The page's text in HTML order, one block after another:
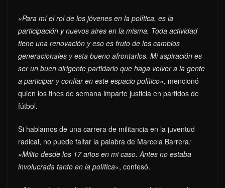
«Para mí el rol de los jóvenes en la política, es la
participación y nuevos aires en la misma. Toda actividad
tiene una renovación y eso es fruto de los cambios
generacionales y esta bueno afrontarlos. Mi aspiración es
ser un buen dirigente partidario que haga volver a la gente
a participar y confiar en este espacio político», mencionó
quien los fines de semana imparte justicia en partidos de
fútbol.
Si hablamos de una carrera de militancia en la juventud
radical, no puede faltar la palabra de Marcela Barrera:
«Milito desde los 17 años en mi caso. Antes no estaba
involucrada tanto en la política«, confesó.